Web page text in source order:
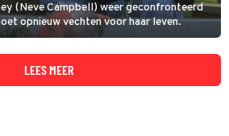
(Neve Campbell) weer geconfronteerd
opnieuw vechten voor haar leven.
LEES MEER